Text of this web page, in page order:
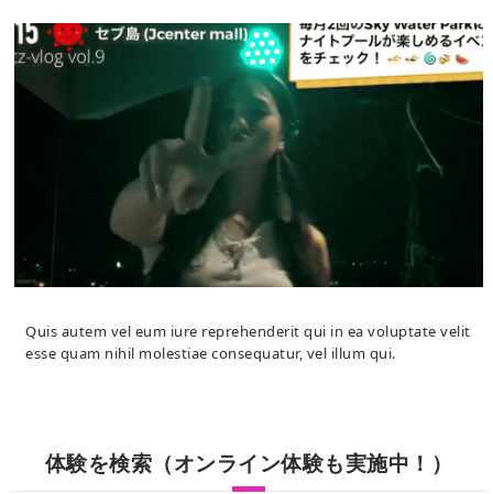
Quis autem vel eum iure reprehenderit qui in ea voluptate velit
esse quam nihil molestiae consequatur, vel illum qui.
体験を検索（オンライン体験も実施中！）